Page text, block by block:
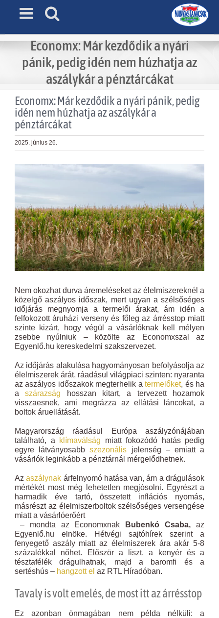
Economx: Már kezdődik a nyári
pánik, pedig idén nem húzhatja az
aszálykár a pénztárcákat
Economx: Már kezdődik a nyári pánik, pedig
idén nem húzhatja az aszálykár a
pénztárcákat
2025. június 26.
Larger
Nem okozhat durva áremeléseket az élelmiszereknél a
közelgő aszályos időszak, mert ugyan a szélsőséges
időjárás megnyomja a termelői árakat, ám idén a
felfokozott áruházi verseny és főleg az árrésstop miatt
szinte kizárt, hogy végül a vásárlóknak kell mélyen
zsebbe nyúlniuk – közölte az Economxszal az
Egyenlő.hu kereskedelmi szakszervezet.
Az időjárás alakulása hagyományosan befolyásolja az
élelmiszerek árát, ráadásul világpiaci szinten: nyaranta
az aszályos időszakok megterhelik atermelőket, és ha
aszárazság hosszan kitart, a tervezett hozamok
visszaesnek, ami megrázza az ellátási láncokat, a
boltok áruellátását.
Magyarország ráadásul Európa aszályzónájában
található, a
klímaválság miatt fokozódó hatás pedig
egyre látványosabbszezonális jelenség – emiatt a
vásárlók leginkább a pénztárnál mérgelődhetnek.
Azaszálynak árfelnyomó hatása van, ám a drágulások
mértékét most még lehetetlen megjósolni. Egyrészt a
harmadik éve tartó, összetett inflációs nyomás,
másrészt az élelmiszerboltok szélsőséges versengése
miatt a vásárlóerőért
– mondta az Economxnak
Bubenkó Csaba,az
Egyenlő.hu elnöke. Hétvégi sajtóhírek szerint a
fenyegető aszály miatt az élelmiszerek ára akár 5-8
százalékkal nőhet. Először a liszt, a kenyér és a
tésztafélék drágulhatnak, majd a baromfi és a
sertéshús – hangzott el az RTL Híradóban.
Tavaly is volt emelés, de most itt az árrésstop
Ez azonban önmagában nem példa nélküli: a